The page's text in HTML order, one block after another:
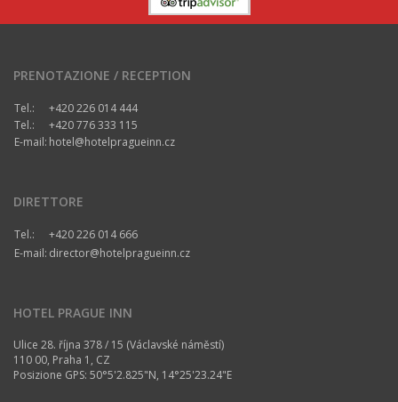
PRENOTAZIONE / RECEPTION
Tel.:
+420 226 014 444
Tel.:
+420 776 333 115
E-mail: hotel@hotelpragueinn.cz
DIRETTORE
Tel.:
+420 226 014 666
E-mail: director@hotelpragueinn.cz
HOTEL PRAGUE INN
Ulice 28. října 378 / 15 (Václavské náměstí)
110 00, Praha 1, CZ
Posizione GPS: 50°5'2.825"N, 14°25'23.24"E